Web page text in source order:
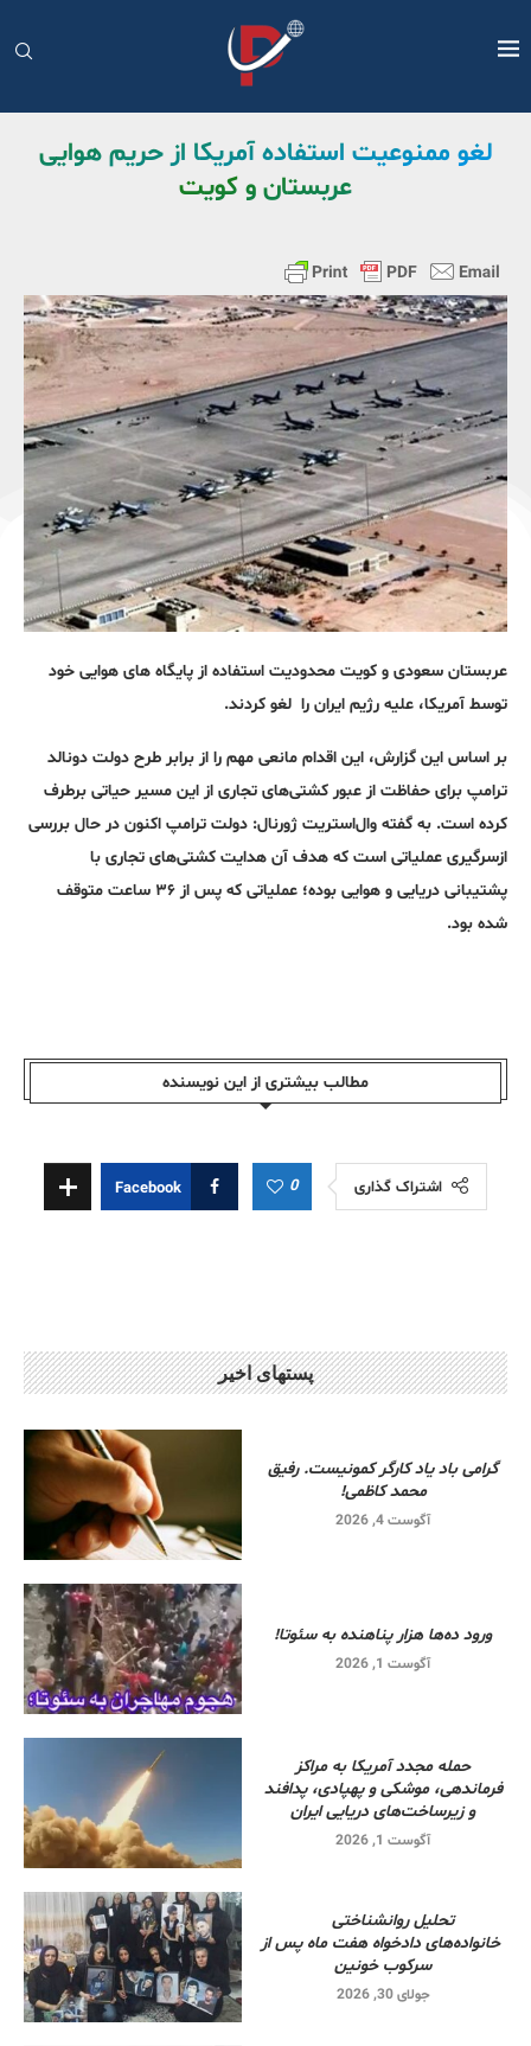
لغو ممنوعیت استفاده آمریکا از حریم هوایی
عربستان و کویت
عربستان سعودی و کویت محدودیت‌ استفاده از پایگاه های هوایی خود
توسط آمریکا، علیه رژیم ایران را لغو کردند.
بر اساس این گزارش، این اقدام مانعی مهم را از برابر طرح دولت دونالد
ترامپ برای حفاظت از عبور کشتی‌های تجاری از این مسیر حیاتی برطرف
کرده است. به گفته وال‌استریت ژورنال: دولت ترامپ اکنون در حال بررسی
ازسرگیری عملیاتی است که هدف آن هدایت کشتی‌های تجاری با
پشتیبانی دریایی و هوایی بوده؛ عملیاتی که پس از ۳۶ ساعت متوقف
شده بود.
مطالب بیشتری از این نویسندە
اشتراک گذاری 0
Facebook
پستهای اخیر
گرامی باد یاد کارگر کمونیست. رفیق
محمد کاظمی!
آگوست 4, 2026
ورود ده‌ها هزار پناهنده به سئوتا!
آگوست 1, 2026
حمله مجدد آمریکا به مراکز
فرماندهی، موشکی و پهپادی، پدافند
و زیرساخت‌های دریایی ایران
آگوست 1, 2026
تحلیل روانشناختی
خانواده‌های دادخواه هفت ماه پس از
سرکوب خونین
جولای 30, 2026